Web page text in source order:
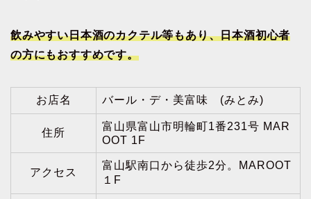
飲みやすい日本酒のカクテル等もあり、日本酒初心者
の方にもおすすめです。
お店名 バール・デ・美富味 (みとみ)
住所
富山県富山市明輪町1番231号 MAR
OOT 1F
アクセス
富山駅南口から徒歩2分。MAROOT
１F